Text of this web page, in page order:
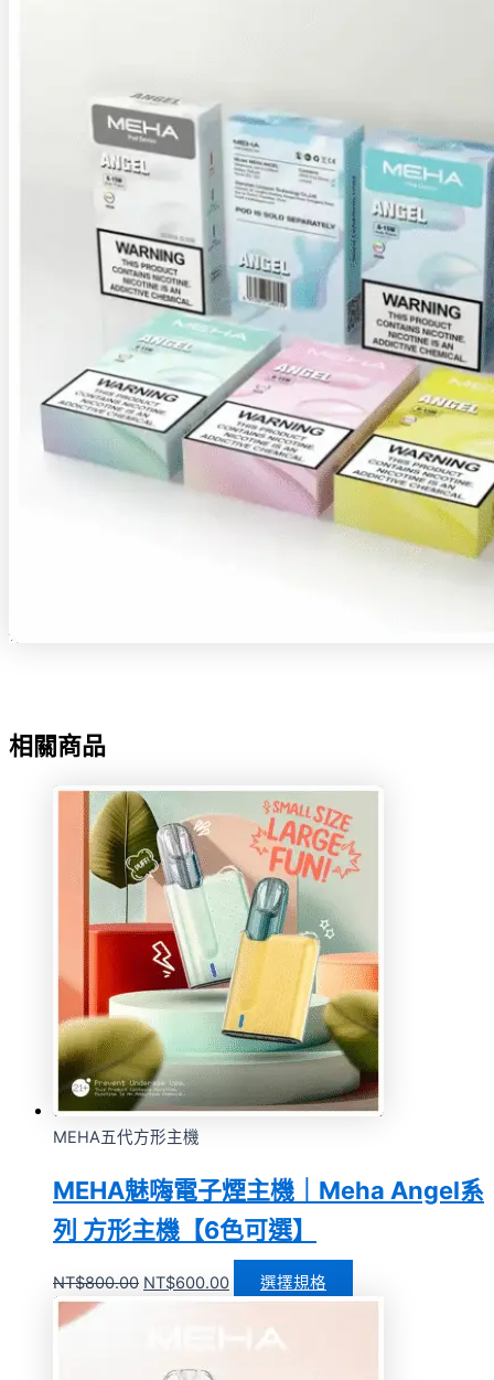
相關商品
MEHA五代方形主機
MEHA魅嗨電子煙主機｜Meha Angel系
列 方形主機【6色可選】
NT$800.00 NT$600.00 選擇規格